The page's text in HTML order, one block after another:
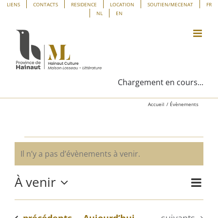
Panneau de gestion des cookies
Passer
contenu
LIENS CONTACTS RESIDENCE LOCATION SOUTIEN/MECENAT
FR
NL
EN
Chargement en cours...
Accueil Évènements
Évènements
Notice
Il n’y a pas d’évènements à venir.
Liste
À venir
Sélectionnez